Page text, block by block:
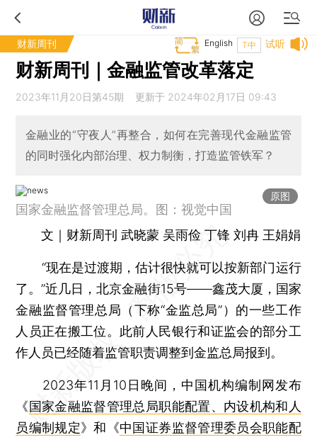
财新周刊 试听
T中
English
财新周刊｜金融监管改革落定
2023年11月20日第45期 更新于 2024年02月17日 09:43
金融业的“守夜人”再整合，如何在完善现代金融监管
的同时强化内部治理、权力制衡，打造监管铁军？
原图
国家金融监督管理总局。图：视觉中国
文｜财新周刊 武晓蒙 吴雨俭 丁锋 刘冉 王娟娟
“现在是过渡期，估计很快就可以按新部门运行
了。”近几日，北京金融街15号——鑫茂大厦，国家
金融监督管理总局（下称“金监总局”）的一些工作
人员正在搬工位。此前人民银行和证监会的部分工
作人员已经随着监管职责调整到金监总局报到。
2023年11月10日晚间，中国机构编制网发布
《国家金融监督管理总局职能配置、内设机构和人
员编制规定》和《中国证券监督管理委员会职能配